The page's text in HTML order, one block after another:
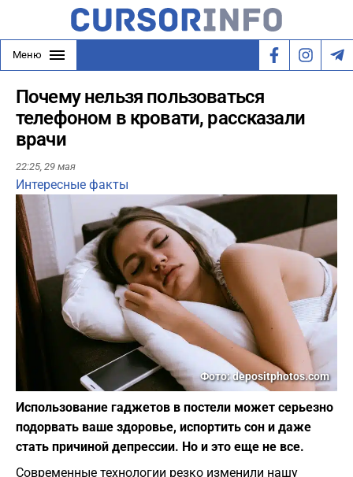
Меню
Почему нельзя пользоваться
телефоном в кровати, рассказали
врачи
22:25, 29 мая
Интересные факты
Фото: depositphotos.com
Использование гаджетов в постели может серьезно
подорвать ваше здоровье, испортить сон и даже
стать причиной депрессии. Но и это еще не все.
Современные технологии резко изменили нашу